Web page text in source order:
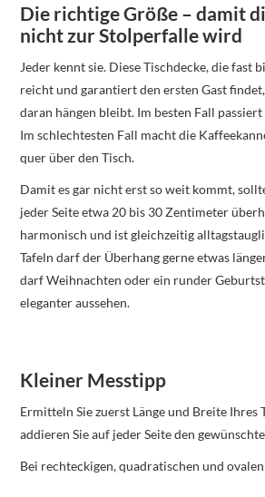
Die richtige Größe – damit
nicht zur Stolperfalle wird
Jeder kennt sie. Diese Tischdecke, die fast
reicht und garantiert den ersten Gast
daran hängen bleibt. Im besten Fall
Im schlechtesten Fall macht die
quer über den Tisch.
Damit es gar nicht erst so weit kommt,
jeder Seite etwa 20 bis 30 Zentimeter
harmonisch und ist gleichzeitig
Tafeln darf der Überhang gerne etwas
darf Weihnachten oder ein runder
eleganter aussehen.
Kleiner Messtipp
Ermitteln Sie zuerst Länge und Breite Ihres
addieren Sie auf jeder Seite den
Bei rechteckigen, quadratischen und